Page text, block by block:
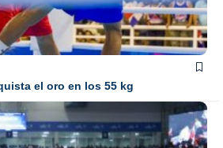
el oro en los 55 kg